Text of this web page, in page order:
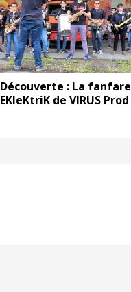
Découverte : La fanfare
EKleKtriK de VIRUS Prod